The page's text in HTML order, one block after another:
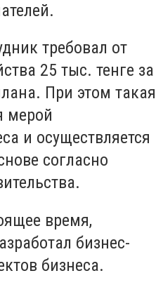
требовал от
25 тыс. тенге за
При этом такая
мерой
и осуществляется
согласно
время,
бизнес-
бизнеса.